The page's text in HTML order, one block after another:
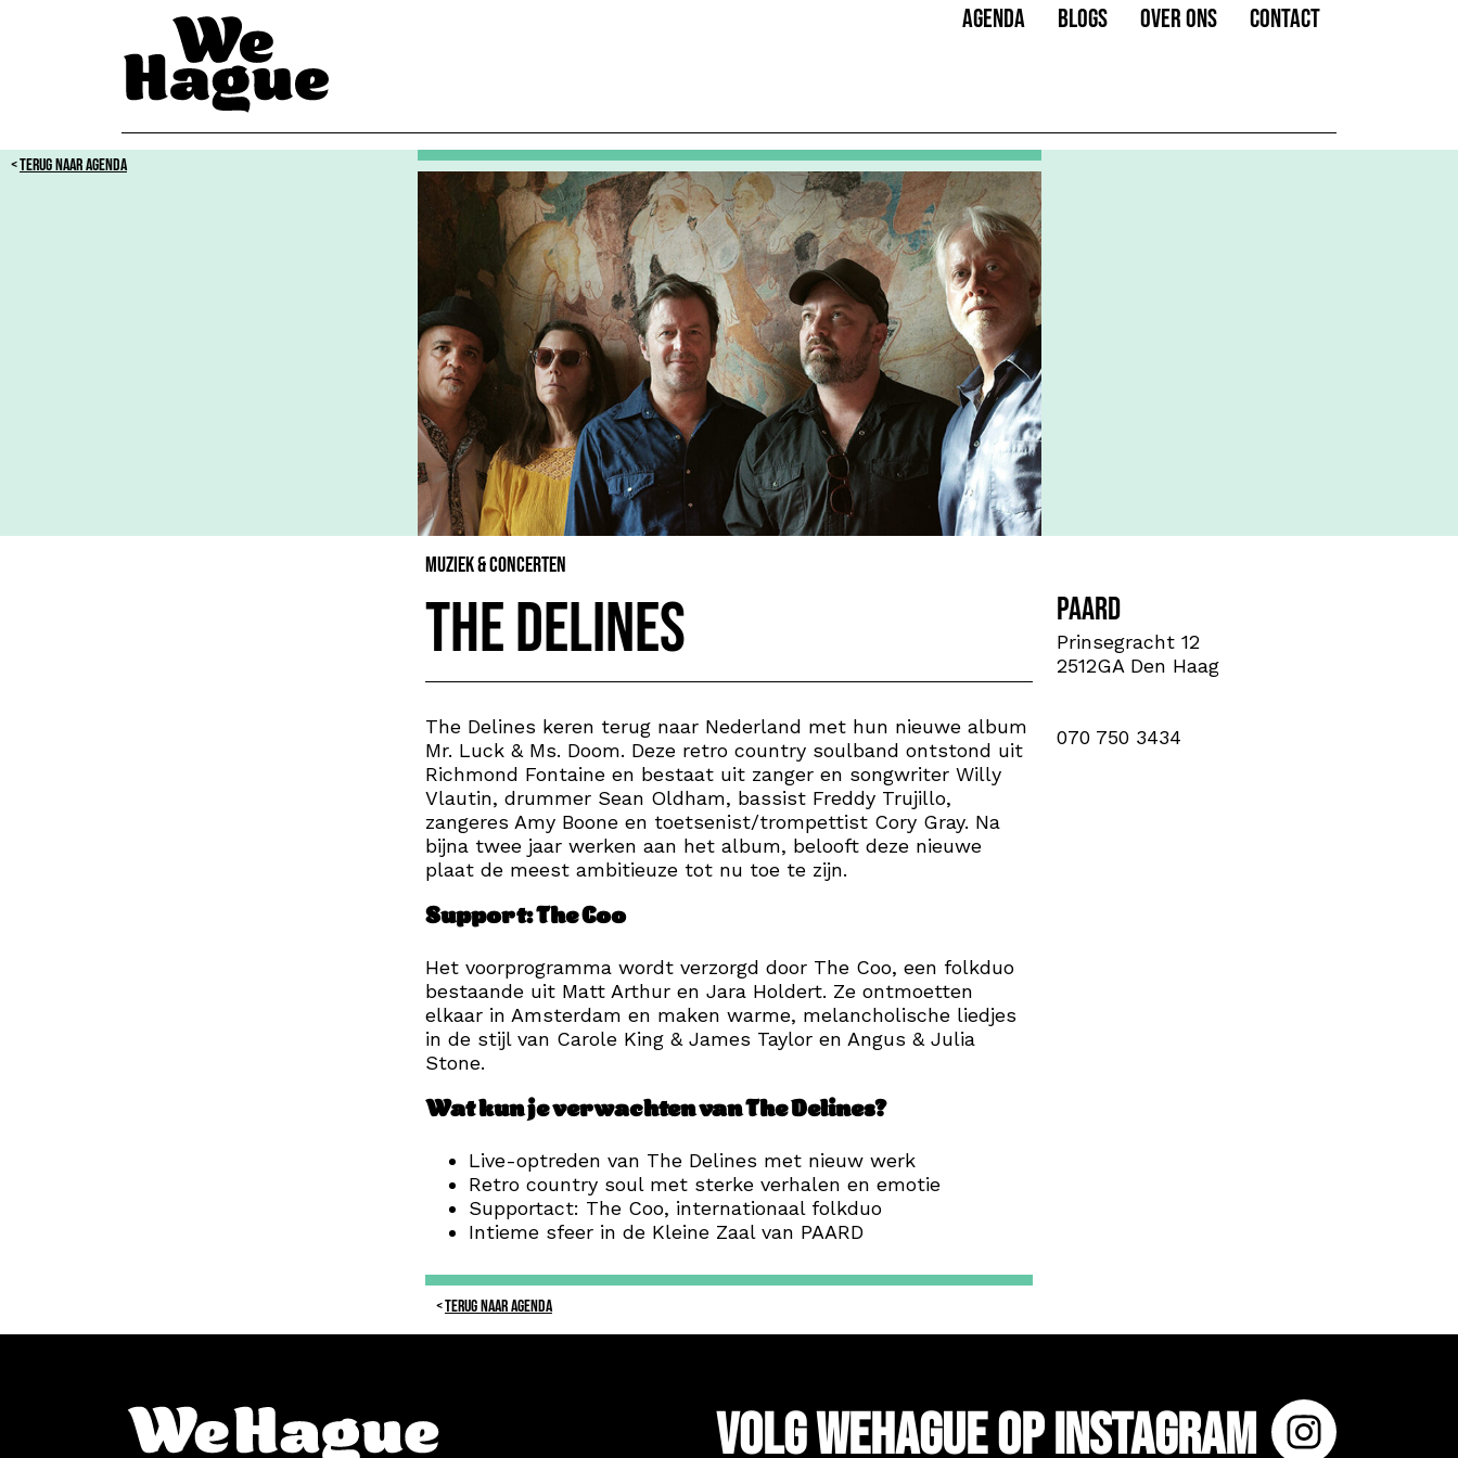
AGENDA BLOGS OVER ONS CONTACT
TERUG NAAR AGENDA
Muziek & Concerten
The Delines
The Delines keren terug naar Nederland met hun nieuwe album
Mr. Luck & Ms. Doom. Deze retro country soulband ontstond uit
Richmond Fontaine en bestaat uit zanger en songwriter Willy
Vlautin, drummer Sean Oldham, bassist Freddy Trujillo,
zangeres Amy Boone en toetsenist/trompettist Cory Gray. Na
bijna twee jaar werken aan het album, belooft deze nieuwe
plaat de meest ambitieuze tot nu toe te zijn.
Support: The Coo
Het voorprogramma wordt verzorgd door The Coo, een folkduo
bestaande uit Matt Arthur en Jara Holdert. Ze ontmoetten
elkaar in Amsterdam en maken warme, melancholische liedjes
in de stijl van Carole King & James Taylor en Angus & Julia
Stone.
Wat kun je verwachten van The Delines?
Live-optreden van The Delines met nieuw werk
Retro country soul met sterke verhalen en emotie
Supportact: The Coo, internationaal folkduo
Intieme sfeer in de Kleine Zaal van PAARD
TERUG NAAR AGENDA
PAARD
Prinsegracht 12
2512GA Den Haag
070 750 3434
Volg WeHague op Instagram